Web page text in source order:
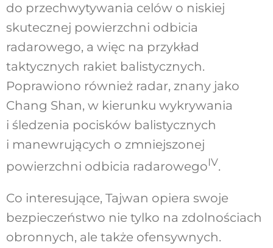
do przechwytywania celów o niskiej
skutecznej powierzchni odbicia
radarowego, a więc na przykład
taktycznych rakiet balistycznych.
Poprawiono również radar, znany jako
Chang Shan, w kierunku wykrywania
i śledzenia pocisków balistycznych
i manewrujących o zmniejszonej
powierzchni odbicia radarowegoIV.
Co interesujące, Tajwan opiera swoje
bezpieczeństwo nie tylko na zdolnościach
obronnych, ale także ofensywnych.